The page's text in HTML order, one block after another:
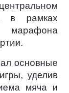
в рамках
марафона
основные
уделив
мяча и